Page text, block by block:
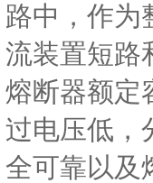
路中，作为
流装置短路
熔断器额定
过电压低，
全可靠以及